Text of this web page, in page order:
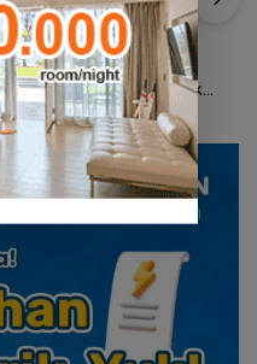
Wagub Nyanyang Salat
Iduladha Bersama
Masyarakat Lingga, Ajak
Perkuat Nilai Pengorbanan
dan Solidaritas